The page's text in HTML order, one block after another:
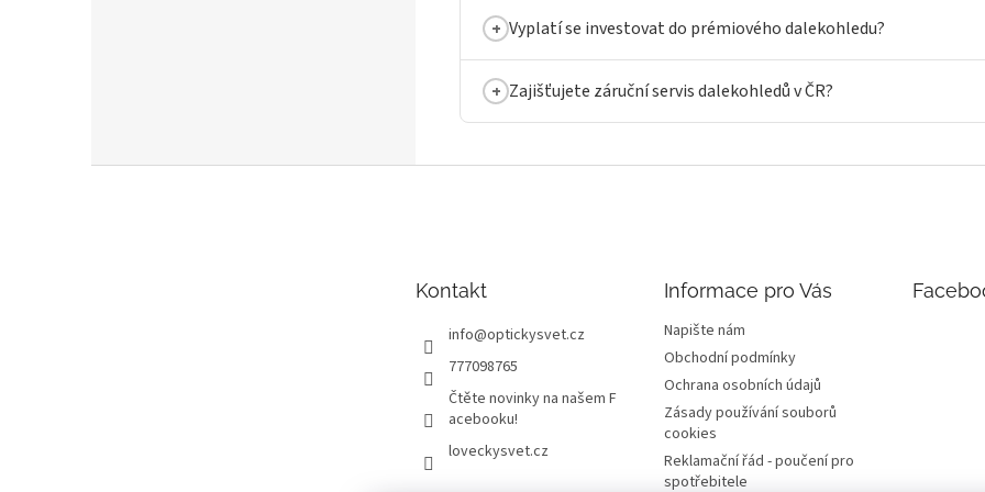
Vyplatí se investovat do prémiového dalekohledu?
Zajišťujete záruční servis dalekohledů v ČR?
Kontakt
info@optickysvet.cz
777098765
Čtěte novinky na našem F
acebooku!
loveckysvet.cz
Informace pro Vás
Napište nám
Obchodní podmínky
Ochrana osobních údajů
Zásady používání souborů
cookies
Reklamační řád - poučení pro
spotřebitele